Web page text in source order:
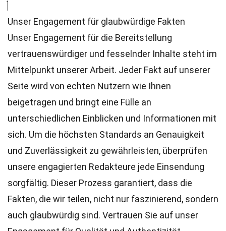
Unser Engagement für glaubwürdige Fakten
Unser Engagement für die Bereitstellung
vertrauenswürdiger und fesselnder Inhalte steht im
Mittelpunkt unserer Arbeit. Jeder Fakt auf unserer
Seite wird von echten Nutzern wie Ihnen
beigetragen und bringt eine Fülle an
unterschiedlichen Einblicken und Informationen mit
sich. Um die höchsten Standards an Genauigkeit
und Zuverlässigkeit zu gewährleisten, überprüfen
unsere engagierten Redakteure jede Einsendung
sorgfältig. Dieser Prozess garantiert, dass die
Fakten, die wir teilen, nicht nur faszinierend, sondern
auch glaubwürdig sind. Vertrauen Sie auf unser